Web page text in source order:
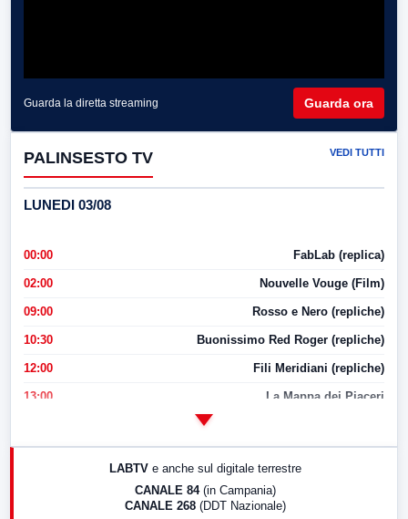
Guarda la diretta streaming Guarda ora
PALINSESTO TV VEDI TUTTI
LUNEDI 03/08
00:00 FabLab (replica)
02:00 Nouvelle Vouge (Film)
09:00 Rosso e Nero (repliche)
10:30 Buonissimo Red Roger (repliche)
12:00 Fili Meridiani (repliche)
13:00 La Mappa dei Piaceri
LABTV e anche sul digitale terrestre
CANALE 84 (in Campania)
CANALE 268 (DDT Nazionale)